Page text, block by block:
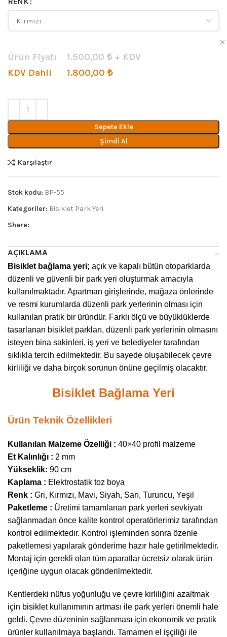
Ürün Fiyatı 1.500,00 ₺ + KDV
KDV Dahil
1.800,00 ₺
Sepete Ekle
Şimdi Al
Karşılaştır
Stok kodu: BP-55
Kategoriler: Bisiklet Park Yeri
Share:
AÇIKLAMA
Bisiklet bağlama yeri; açık ve kapalı bütün otoparklarda
düzenli ve güvenli bir park yeri oluşturmak amacıyla
kullanılmaktadır. Apartman girişlerinde, mağaza önlerinde
ve resmi kurumlarda düzenli park yerlerinin olması için
kullanılan pratik bir üründür. Farklı ölçü ve büyüklüklerde
tasarlanan bisiklet parkları, düzenli park yerlerinin olmasını
isteyen bina sakinleri, iş yeri ve belediyeler tarafından
sıklıkla tercih edilmektedir. Bu sayede oluşabilecek çevre
kirliliği ve daha birçok sorunun önüne geçilmiş olacaktır.
Bisiklet Bağlama Yeri
Ürün Teknik Özellikleri
Kullanılan Malzeme Özelliği : 40×40 profil malzeme
Et Kalınlığı : 2 mm
Yükseklik: 90 cm
Kaplama : Elektrostatik toz boya
Renk : Gri, Kırmızı, Mavi, Siyah, Sarı, Turuncu, Yeşil
Paketleme : Üretimi tamamlanan park yerleri sevkiyatı
sağlanmadan önce kalite kontrol operatörlerimiz tarafından
kontrol edilmektedir. Kontrol işleminden sonra özenle
paketlemesi yapılarak gönderime hazır hale getirilmektedir.
Montaj için gerekli olan tüm aparatlar ücretsiz olarak ürün
içeriğine uygun olacak gönderilmektedir.
Kentlerdeki nüfus yoğunluğu ve çevre kirliliğini azaltmak
için bisiklet kullanımının artması ile park yerleri önemli hale
geldi. Çevre düzeninin sağlanması için ekonomik ve pratik
ürünler kullanılmaya başlandı. Tamamen el işçiliği ile